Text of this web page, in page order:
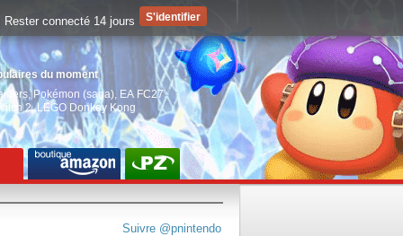
du moment
, Pokémon (saga) EA FC27,
2,LEGO Donkey Kong
Suivre @pnintendo
Rester connecté 14 jours